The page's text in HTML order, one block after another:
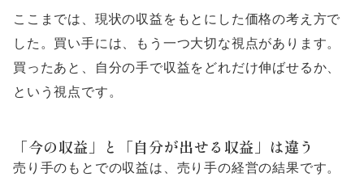
ここまでは、現状の収益をもとにした価格の考え方で
した。買い手には、もう一つ大切な視点があります。
買ったあと、自分の手で収益をどれだけ伸ばせるか、
という視点です。
「今の収益」と「自分が出せる収益」は違う
売り手のもとでの収益は、売り手の経営の結果です。